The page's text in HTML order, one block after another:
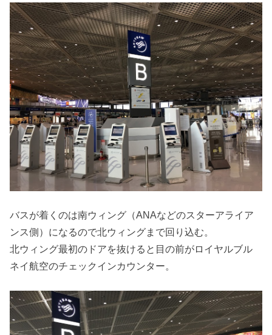
バスが着くのは南ウィング（ANAなどのスターアライア
ンス側）になるので北ウィングまで回り込む。
北ウィング最初のドアを抜けると目の前がロイヤルブル
ネイ航空のチェックインカウンター。